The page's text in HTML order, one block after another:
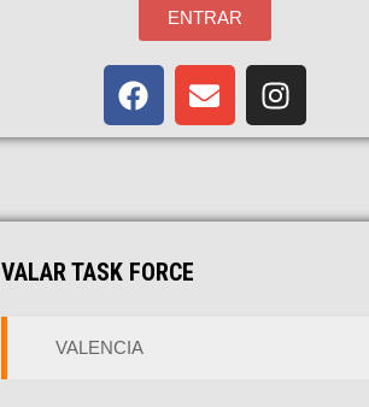
ENTRAR
VALAR TASK FORCE
VALENCIA